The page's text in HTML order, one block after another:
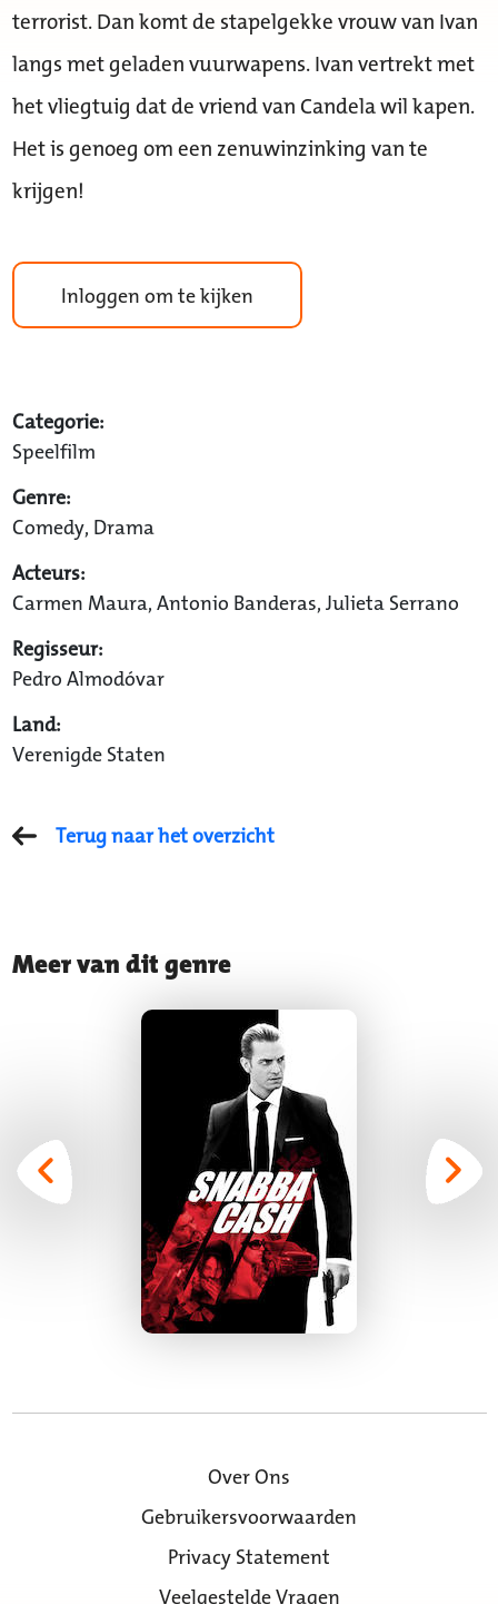
terrorist. Dan komt de stapelgekke vrouw van Ivan
langs met geladen vuurwapens. Ivan vertrekt met
het vliegtuig dat de vriend van Candela wil kapen.
Het is genoeg om een zenuwinzinking van te
krijgen!
Inloggen om te kijken
Categorie:
Speelfilm
Genre:
Comedy, Drama
Acteurs:
Carmen Maura, Antonio Banderas, Julieta Serrano
Regisseur:
Pedro Almodóvar
Land:
Verenigde Staten
Terug naar het overzicht
Meer van dit genre
Over Ons
Gebruikersvoorwaarden
Privacy Statement
Veelgestelde Vragen